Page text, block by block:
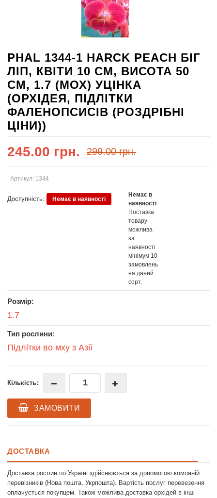
PHAL 1344-1 HARCK PEACH БІГ
ЛІП, КВІТИ 10 СМ, ВИСОТА 50
СМ, 1.7 (МОХ) УЦІНКА
(ОРХІДЕЯ, ПІДЛІТКИ
ФАЛЕНОПСИСІВ (РОЗДРІБНІ
ЦІНИ))
245.00 грн. 299.00 грн.
Артикул: 1344
Доступність: Немає в наявності
Немає в
наявності.
Поставка
товару
можлива
за
наявності
мінімум 10
замовлень
на даний
сорт.
Розмір:
1.7
Тип рослини:
Підлітки во мху з Азії
Кількість:
ЗАМОВИТИ
ДОСТАВКА
Доставка рослин по Україні здійснюється за допомогою компаній
перевізників (Нова пошта, Укрпошта). Вартість послуг перевезення
оплачується покупцем. Також можлива доставка орхідей в інші